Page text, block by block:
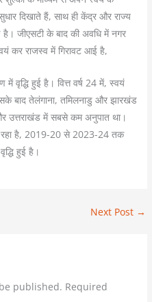
दिखाते हैं, साथ ही केंद्र और राज्य
है। जीएसटी के बाद की अवधि में नगर
कर राजस्व में गिरावट आई है,
वृद्धि हुई है। वित्त वर्ष 24 में, स्वयं
बाद तेलंगाना, तमिलनाडु और झारखंड
उत्तराखंड में सबसे कम अनुपात था।
रहा है, 2019-20 से 2023-24 तक
हुई है।
Next Post →
published. Required